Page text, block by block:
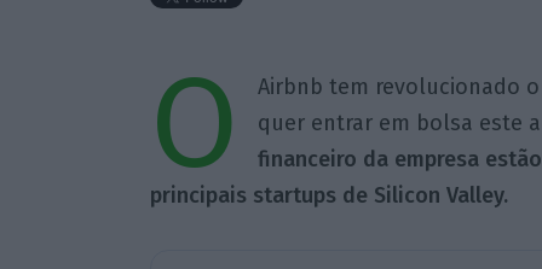
O
Airbnb tem revolucionado
quer entrar em bolsa este
financeiro da empresa
principais startups de Silicon Valley.